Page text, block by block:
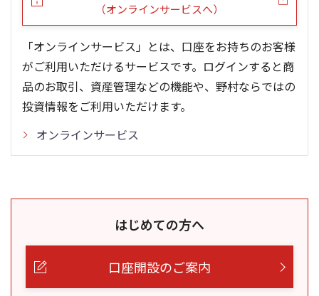
（オンラインサービスへ）
「オンラインサービス」とは、口座をお持ちのお客様
がご利用いただけるサービスです。ログインすると商
品のお取引、資産管理などの機能や、野村ならではの
投資情報をご利用いただけます。
オンラインサービス
はじめての方へ
口座開設のご案内